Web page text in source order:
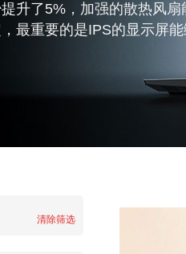
升了5%，加强的散热风扇
最重要的是IPS的显示屏
清除筛选